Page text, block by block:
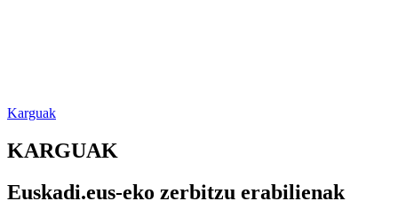
Karguak
KARGUAK
Euskadi.eus-eko zerbitzu erabilienak